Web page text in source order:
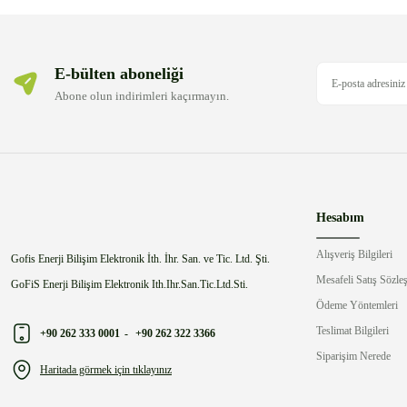
E-bülten aboneliği
Abone olun indirimleri kaçırmayın.
Gofis Enerji Bilişim Elektronik İth. İhr. San. ve Tic. Ltd. Şti.
GoFiS Enerji Bilişim Elektronik Ith.Ihr.San.Tic.Ltd.Sti.
+90 262 333 0001 - +90 262 322 3366
Haritada görmek için tıklayınız
Hesabım
Alışveriş Bilgileri
Mesafeli Satış
Ödeme Yöntemleri
Teslimat Bilgileri
Siparişim Nerede